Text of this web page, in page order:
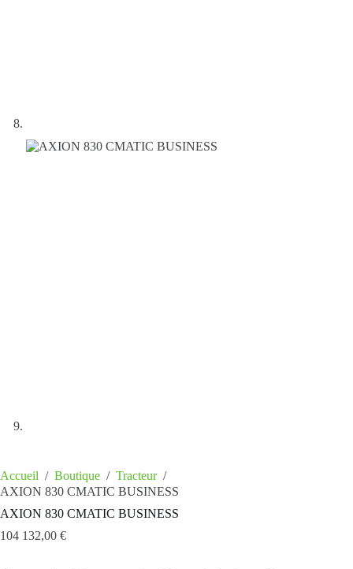
Accueil / Boutique / Tracteur /
AXION 830 CMATIC BUSINESS
AXION 830 CMATIC BUSINESS
104 132,00 €
Demander mon Devis